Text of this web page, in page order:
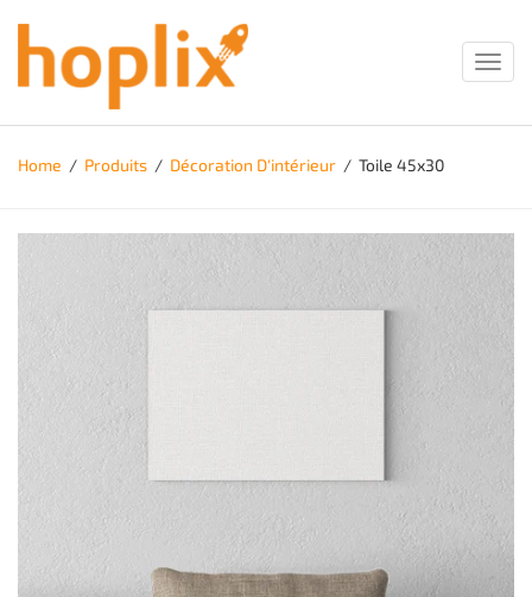
Home / Produits / Décoration D'intérieur / Toile 45x30